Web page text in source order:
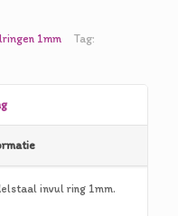
1mm Tag:
invul ring 1mm.